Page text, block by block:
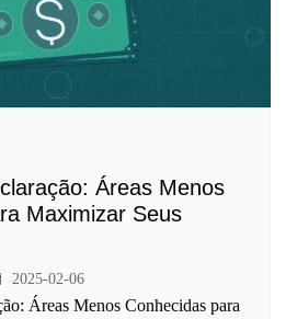
Áreas Menos
Maximizar Seus
2025-02-06
Áreas Menos Conhecidas para